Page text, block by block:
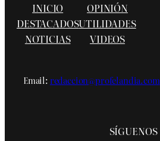
INICIO
DESTACADOS
NOTICIAS
OPINIÓN
UTILIDADES
VIDEOS
Email:redaccion@profelandia.com
SÍGUENOS